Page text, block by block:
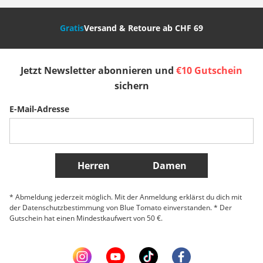
passende Produkt.
Entdecke deine Favoriten bei Blue Tomato
Damen,HerrenundKinder.
Unsere Lieblingsmarken für Hoodies:
Volcom
Carhartt WIP
Dravus
Santa Cruz
Patagonia
Kazane
Nederland Italia (Italiano) Italien (Deutsch)
Slovenija
Belgique (Français) Danmark Norge
Weitere Länder
GratisVersand & Retoure ab CHF 69
Jetzt Newsletter abonnieren und €10 Gutschein
sichern
E-Mail-Adresse
Herren Damen
* Abmeldung jederzeit möglich. Mit der Anmeldung erklärst du dich mit
der Datenschutzbestimmung von Blue Tomato einverstanden. * Der
Gutschein hat einen Mindestkaufwert von 50 €.